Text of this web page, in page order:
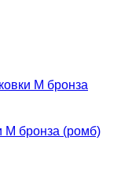
М бронза (ромб)